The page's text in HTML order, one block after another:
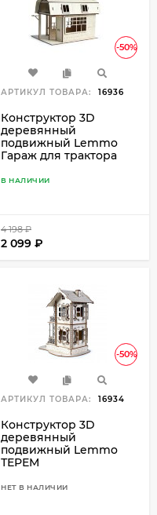
-50%
АРТИКУЛ ТОВАРА: 16936
Конструктор 3D
деревянный
подвижный Lemmo
Гараж для трактора
В НАЛИЧИИ
4 198₽
2 099 ₽
-50%
АРТИКУЛ ТОВАРА: 16934
Конструктор 3D
деревянный
подвижный Lemmo
ТЕРЕМ
НЕТ В НАЛИЧИИ